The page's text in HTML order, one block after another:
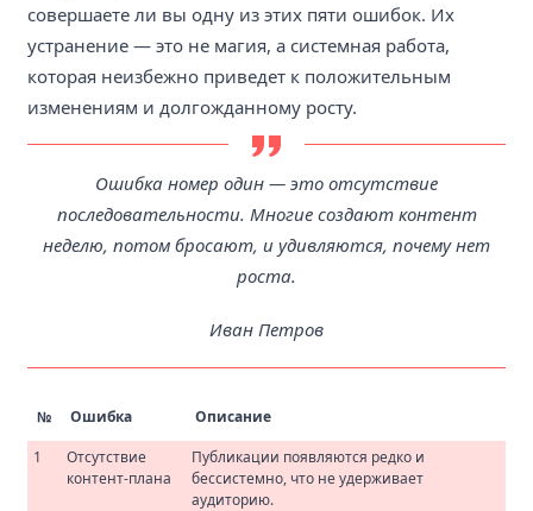
совершаете ли вы одну из этих пяти ошибок. Их
устранение — это не магия, а системная работа,
которая неизбежно приведет к положительным
изменениям и долгожданному росту.
Ошибка номер один — это отсутствие
последовательности. Многие создают контент
неделю, потом бросают, и удивляются, почему нет
роста.
Иван Петров
№ Ошибка
Описание
1
Отсутствие
контент-плана
Публикации появляются редко и
бессистемно, что не удерживает
аудиторию.